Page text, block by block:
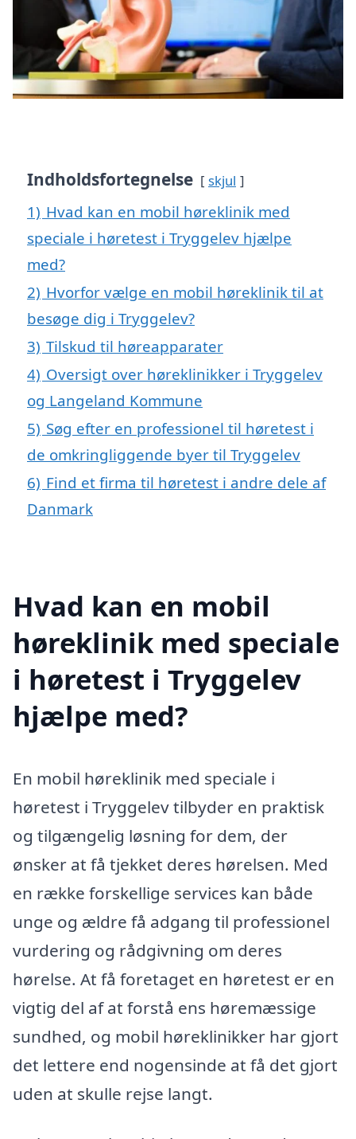
Indholdsfortegnelse skjul
1) Hvad kan en mobil høreklinik med
speciale i høretest i Tryggelev hjælpe
med?
2) Hvorfor vælge en mobil høreklinik til at
besøge dig i Tryggelev?
3) Tilskud til høreapparater
4) Oversigt over høreklinikker i Tryggelev
og Langeland Kommune
5) Søg efter en professionel til høretest i
de omkringliggende byer til Tryggelev
6) Find et firma til høretest i andre dele af
Danmark
Hvad kan en mobil
høreklinik med speciale
i høretest i Tryggelev
hjælpe med?
En mobil høreklinik med speciale i
høretest i Tryggelev tilbyder en praktisk
og tilgængelig løsning for dem, der
ønsker at få tjekket deres hørelsen. Med
en række forskellige services kan både
unge og ældre få adgang til professionel
vurdering og rådgivning om deres
hørelse. At få foretaget en høretest er en
vigtig del af at forstå ens høremæssige
sundhed, og mobil høreklinikker har gjort
det lettere end nogensinde at få det gjort
uden at skulle rejse langt.